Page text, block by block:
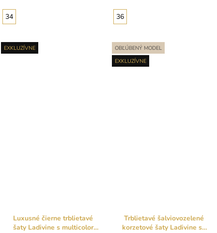
34 36
EXKLUZÍVNE
Luxusné čierne trblietavé
šaty Ladivine s multicolor
OBĽÚBENÝ MODEL
EXKLUZÍVNE
Trblietavé šalviovozelené
korzetové šaty Ladivine so